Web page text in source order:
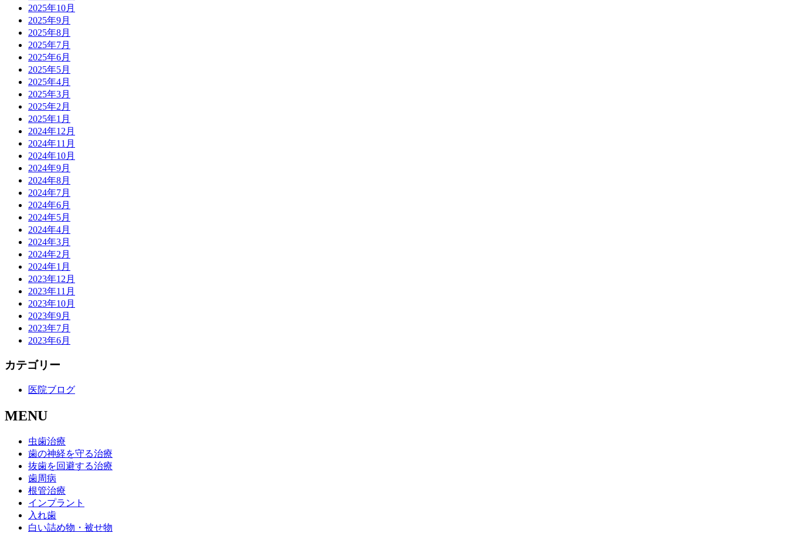
2025年10月
2025年9月
2025年8月
2025年7月
2025年6月
2025年5月
2025年4月
2025年3月
2025年2月
2025年1月
2024年12月
2024年11月
2024年10月
2024年9月
2024年8月
2024年7月
2024年6月
2024年5月
2024年4月
2024年3月
2024年2月
2024年1月
2023年12月
2023年11月
2023年10月
2023年9月
2023年7月
2023年6月
カテゴリー
医院ブログ
MENU
虫歯治療
歯の神経を守る治療
抜歯を回避する治療
歯周病
根管治療
インプラント
入れ歯
白い詰め物・被せ物